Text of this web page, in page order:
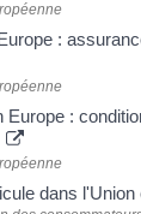
:
Europe :
dans l'Union